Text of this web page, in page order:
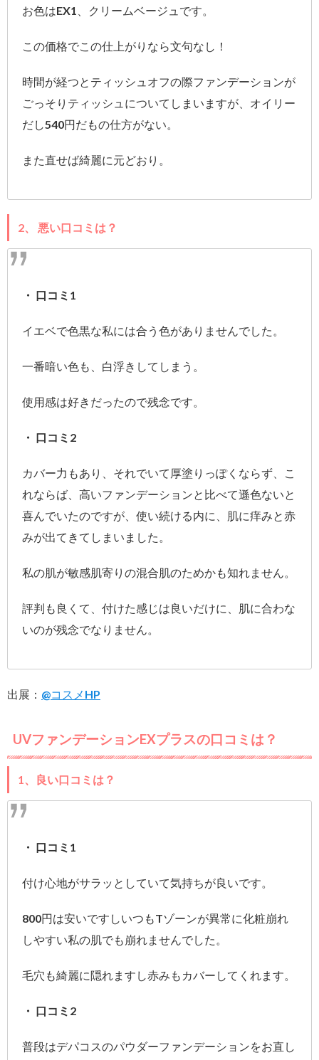
お色はEX1、クリームベージュです。
この価格でこの仕上がりなら文句なし！
時間が経つとティッシュオフの際ファンデーションが
ごっそりティッシュについてしまいますが、オイリー
だし540円だもの仕方がない。
また直せば綺麗に元どおり。
2、 悪い口コミは？
・ 口コミ1
イエベで色黒な私には合う色がありませんでした。
一番暗い色も、白浮きしてしまう。
使用感は好きだったので残念です。
・ 口コミ2
カバー力もあり、それでいて厚塗りっぽくならず、こ
れならば、高いファンデーションと比べて遜色ないと
喜んでいたのですが、使い続ける内に、肌に痒みと赤
みが出てきてしまいました。
私の肌が敏感肌寄りの混合肌のためかも知れません。
評判も良くて、付けた感じは良いだけに、肌に合わな
いのが残念でなりません。
出展： @コスメHP
UVファンデーションEXプラスの口コミは？
1、良い口コミは？
・ 口コミ1
付け心地がサラッとしていて気持ちが良いです。
800円は安いですしいつもTゾーンが異常に化粧崩れ
しやすい私の肌でも崩れませんでした。
毛穴も綺麗に隠れますし赤みもカバーしてくれます。
・ 口コミ2
普段はデパコスのパウダーファンデーションをお直し